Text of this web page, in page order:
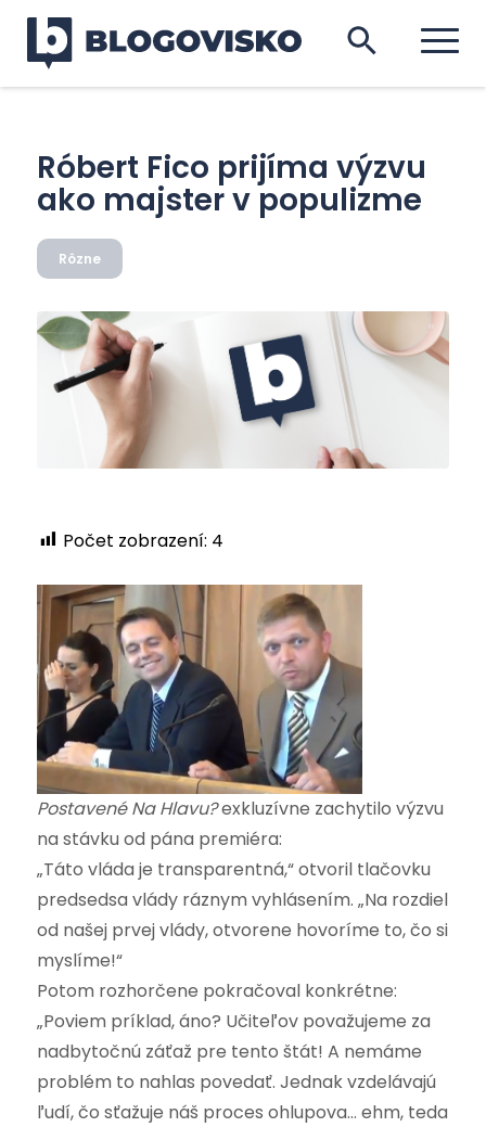
Róbert Fico prijíma výzvu
ako majster v populizme
Rôzne
Počet zobrazení: 4
Postavené Na Hlavu?exkluzívne zachytilo výzvu
na stávku od pána premiéra:
„Táto vláda je transparentná,“ otvoril tlačovku
predsedsa vlády ráznym vyhlásením. „Na rozdiel
od našej prvej vlády, otvorene hovoríme to, čo si
myslíme!“
Potom rozhorčene pokračoval konkrétne:
„Poviem príklad, áno? Učiteľov považujeme za
nadbytočnú záťaž pre tento štát! A nemáme
problém to nahlas povedať. Jednak vzdelávajú
ľudí, čo sťažuje náš proces ohlupova… ehm, teda